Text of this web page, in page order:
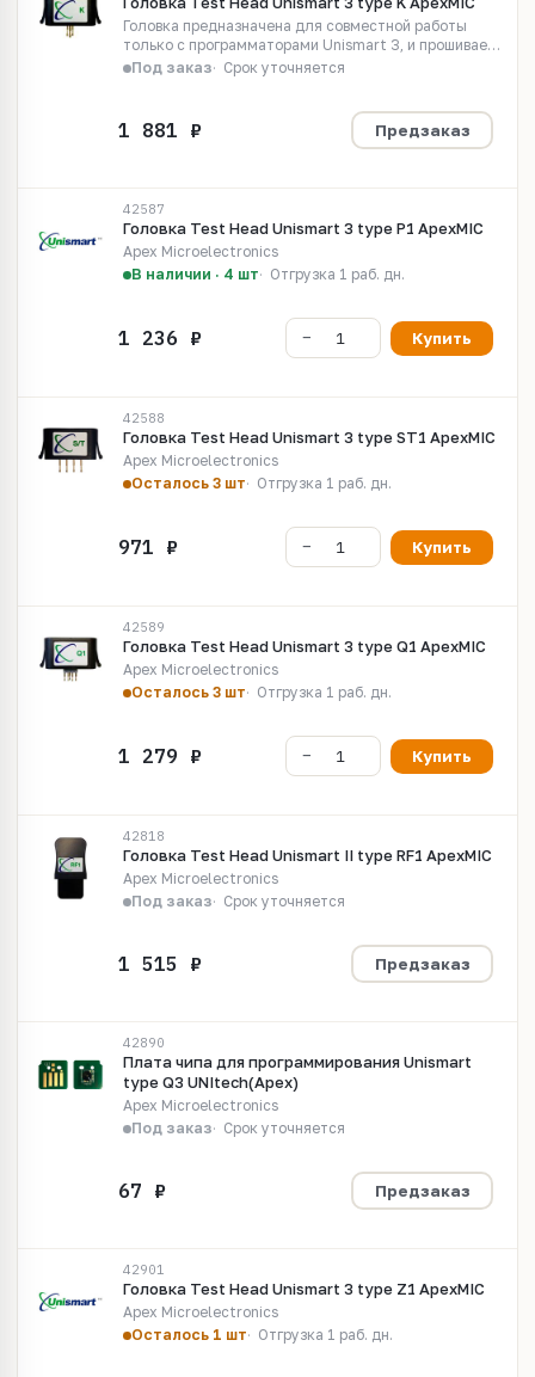
Головка предназначена для совместной работы
только с программаторами Unismart 3, и прошивает
Unismart чипы Type K
Под заказ Срок уточняется
Предзаказ
42587
Головка Test Head Unismart 3 type P1 ApexMIC
Apex Microelectronics
В наличии · 4 шт
Отгрузка 1 раб. дн.
Купить
42588
Головка Test Head Unismart 3 type ST1 ApexMIC
Apex Microelectronics
Осталось 3 шт
Отгрузка 1 раб. дн.
Купить
42589
Головка Test Head Unismart 3 type Q1 ApexMIC
Apex Microelectronics
Осталось 3 шт
Отгрузка 1 раб. дн.
Купить
42818
Головка Test Head Unismart II type RF1 ApexMIC
Apex Microelectronics
Под заказ
Срок уточняется
Предзаказ
42890
Плата чипа для программирования Unismart
type Q3 UNItech(Apex)
Apex Microelectronics
Под заказ
Срок уточняется
Предзаказ
42901
Головка Test Head Unismart 3 type Z1 ApexMIC
Apex Microelectronics
Осталось 1 шт
Отгрузка 1 раб. дн.